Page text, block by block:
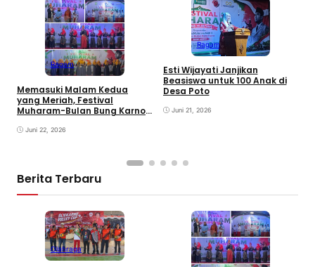
Ragam
Memasuki Malam Kedua
yang Meriah, Festival
Muharam-Bulan Bung Karno
Pemajuan Kebudayaan
Juni 22, 2026
Ragam
Esti Wijayati Janjikan
Beasiswa untuk 100 Anak di
Desa Poto
Juni 21, 2026
Berita Terbaru
Olahraga